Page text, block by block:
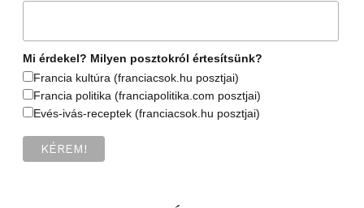
Mi érdekel? Milyen posztokról értesítsünk?
Francia kultúra (franciacsok.hu posztjai)
Francia politika (franciapolitika.com posztjai)
Evés-ivás-receptek (franciacsok.hu posztjai)